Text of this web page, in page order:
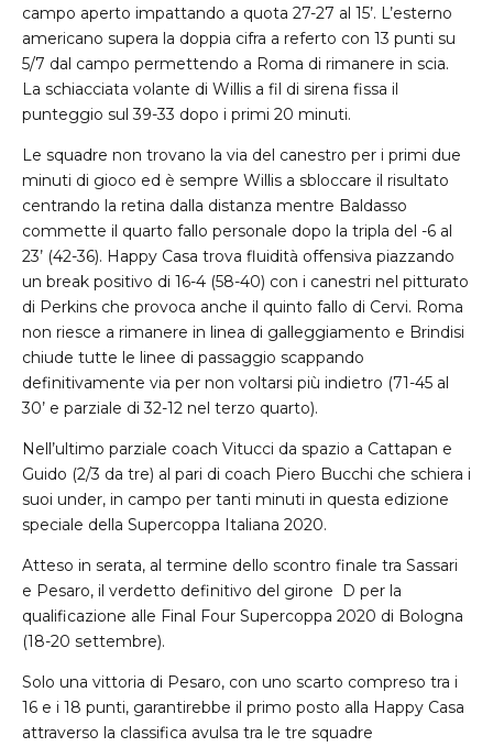
campo aperto impattando a quota 27-27 al 15’. L’esterno
americano supera la doppia cifra a referto con 13 punti su
5/7 dal campo permettendo a Roma di rimanere in scia.
La schiacciata volante di Willis a fil di sirena fissa il
punteggio sul 39-33 dopo i primi 20 minuti.
Le squadre non trovano la via del canestro per i primi due
minuti di gioco ed è sempre Willis a sbloccare il risultato
centrando la retina dalla distanza mentre Baldasso
commette il quarto fallo personale dopo la tripla del -6 al
23’ (42-36). Happy Casa trova fluidità offensiva piazzando
un break positivo di 16-4 (58-40) con i canestri nel pitturato
di Perkins che provoca anche il quinto fallo di Cervi. Roma
non riesce a rimanere in linea di galleggiamento e Brindisi
chiude tutte le linee di passaggio scappando
definitivamente via per non voltarsi più indietro (71-45 al
30’ e parziale di 32-12 nel terzo quarto).
Nell’ultimo parziale coach Vitucci da spazio a Cattapan e
Guido (2/3 da tre) al pari di coach Piero Bucchi che schiera i
suoi under, in campo per tanti minuti in questa edizione
speciale della Supercoppa Italiana 2020.
Atteso in serata, al termine dello scontro finale tra Sassari
e Pesaro, il verdetto definitivo del girone D per la
qualificazione alle Final Four Supercoppa 2020 di Bologna
(18-20 settembre).
Solo una vittoria di Pesaro, con uno scarto compreso tra i
16 e i 18 punti, garantirebbe il primo posto alla Happy Casa
attraverso la classifica avulsa tra le tre squadre